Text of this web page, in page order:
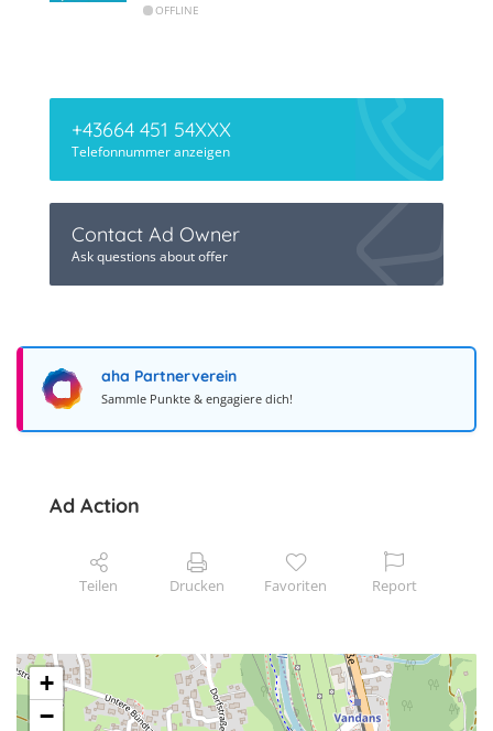
OFFLINE
+43664 451 54XXX
Telefonnummer anzeigen
Contact Ad Owner
Ask questions about offer
aha Partnerverein
Sammle Punkte & engagiere dich!
Ad Action
Teilen Drucken Favoriten Report
+
−